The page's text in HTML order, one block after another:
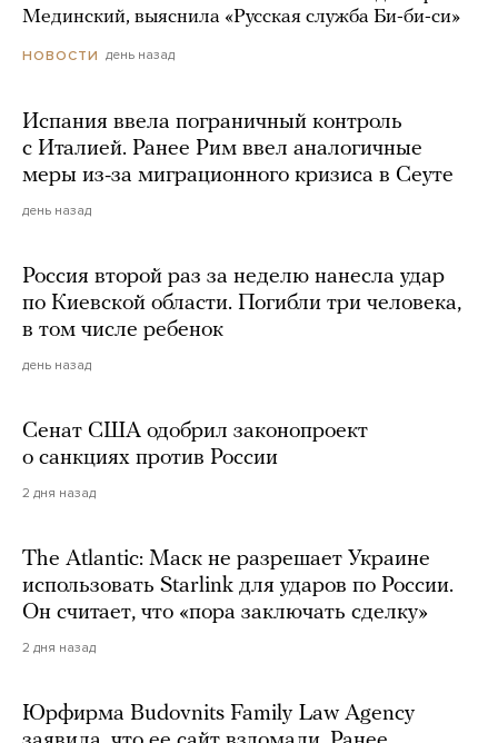
Мединский, выяснила «Русская служба Би-би-си»
НОВОСТИ день назад
Испания ввела пограничный контроль
с Италией. Ранее Рим ввел аналогичные
меры из-за миграционного кризиса в Сеуте
день назад
Россия второй раз за неделю нанесла удар
по Киевской области. Погибли три человека,
в том числе ребенок
день назад
Сенат США одобрил законопроект
о санкциях против России
2 дня назад
The Atlantic: Маск не разрешает Украине
использовать Starlink для ударов по России.
Он считает, что «пора заключать сделку»
2 дня назад
Юрфирма Budovnits Family Law Agency